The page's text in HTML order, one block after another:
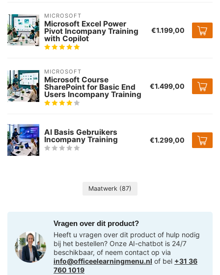
MICROSOFT
Microsoft Excel Power
Pivot Incompany Training
with Copilot
€1.199,00
MICROSOFT
Microsoft Course
SharePoint for Basic End
Users Incompany Training
€1.499,00
AI Basis Gebruikers
Incompany Training €1.299,00
Maatwerk (87)
Vragen over dit product?
Heeft u vragen over dit product of hulp nodig
bij het bestellen? Onze AI-chatbot is 24/7
beschikbaar, of neem contact op via
info@officeelearningmenu.nl of bel +31 36
760 1019